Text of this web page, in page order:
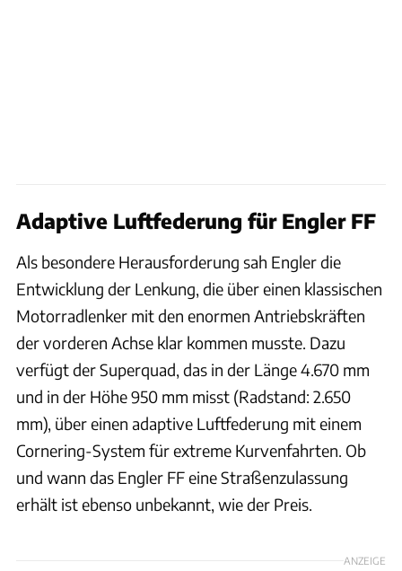
Adaptive Luftfederung für Engler FF
Als besondere Herausforderung sah Engler die
Entwicklung der Lenkung, die über einen klassischen
Motorradlenker mit den enormen Antriebskräften
der vorderen Achse klar kommen musste. Dazu
verfügt der Superquad, das in der Länge 4.670 mm
und in der Höhe 950 mm misst (Radstand: 2.650
mm), über einen adaptive Luftfederung mit einem
Cornering-System für extreme Kurvenfahrten. Ob
und wann das Engler FF eine Straßenzulassung
erhält ist ebenso unbekannt, wie der Preis.
ANZEIGE